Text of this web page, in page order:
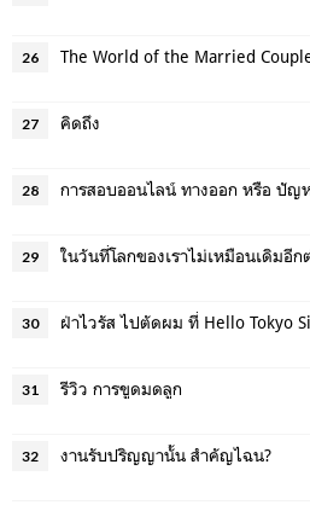
26
27 คิดถึง
28 การสอบออนไลน์ ทางออก หรือ ปัญ
29 ในวันที่โลกของเราไม่เหมือนเดิมอีก
30
31 รีวิว การขูดมดลูก
32 งานรับปริญญานั้น สำคัญไฉน?